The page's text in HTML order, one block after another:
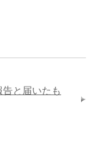
と届いたも